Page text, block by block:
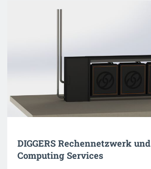
DIGGERS Rechennetzwerk und
Computing Services